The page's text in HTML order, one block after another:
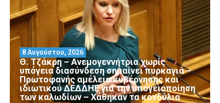
Θ. Τζάκρη – Ανεμογεννήτρια χωρίς
υπόγεια διασύνδεση σημαίνει πυρκαγιά –
Πρωτοφανής αμέλεια κυβέρνησης και
ιδιωτικού ΔΕΔΔΗΕ για την υπογειοποίηση
των καλωδίων – Χάθηκαν τα κονδύλια
8 Αυγούστου, 2026